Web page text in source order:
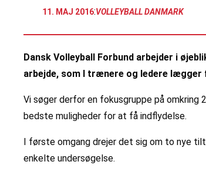
11. MAJ 2016:VOLLEYBALL DANMARK
Dansk Volleyball Forbund arbejder i
arbejde, som I trænere og ledere lægger
Vi søger derfor en fokusgruppe på
bedste muligheder for at få indflydelse.
I første omgang drejer det sig om to nye
enkelte undersøgelse.